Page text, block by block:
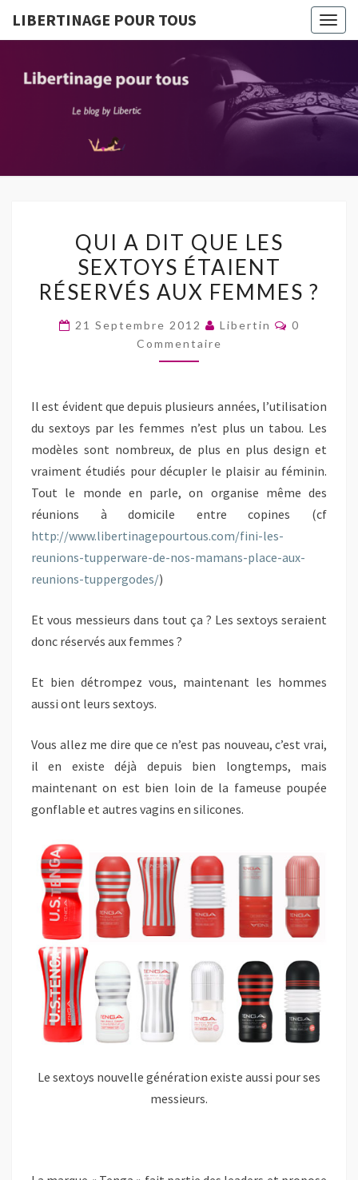
LIBERTINAGE POUR TOUS
DIT
QUE
SEXTOYS
QUI A DIT QUE LES
SEXTOYS ÉTAIENT
RÉSERVÉS AUX FEMMES ?
21 Septembre 2012 Libertin
0
Commentaire
Il est évident que depuis plusieurs années, l’utilisation
du sextoys par les femmes n’est plus un tabou. Les
modèles sont nombreux, de plus en plus design et
vraiment étudiés pour décupler le plaisir au féminin.
Tout le monde en parle, on organise même des
réunions à domicile entre copines (cf
http://www.libertinagepourtous.com/fini-les-
reunions-tupperware-de-nos-mamans-place-aux-
reunions-tuppergodes/)
Et vous messieurs dans tout ça ? Les sextoys seraient
donc réservés aux femmes ?
Et bien détrompez vous, maintenant les hommes
aussi ont leurs sextoys.
Vous allez me dire que ce n’est pas nouveau, c’est vrai,
il en existe déjà depuis bien longtemps, mais
maintenant on est bien loin de la fameuse poupée
gonflable et autres vagins en silicones.
Le sextoys nouvelle génération existe aussi pour ses
messieurs.